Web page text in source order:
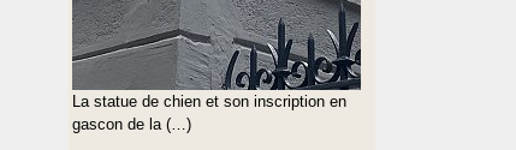
La statue de chien et son inscription en
gascon de la (…)